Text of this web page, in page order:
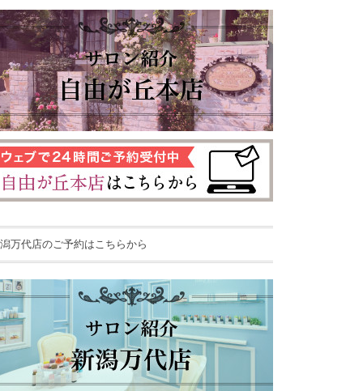
万代店のご予約はこちらから